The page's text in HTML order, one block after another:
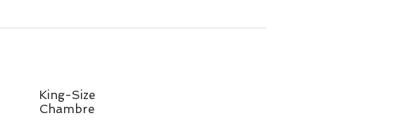
King-Size
Chambre